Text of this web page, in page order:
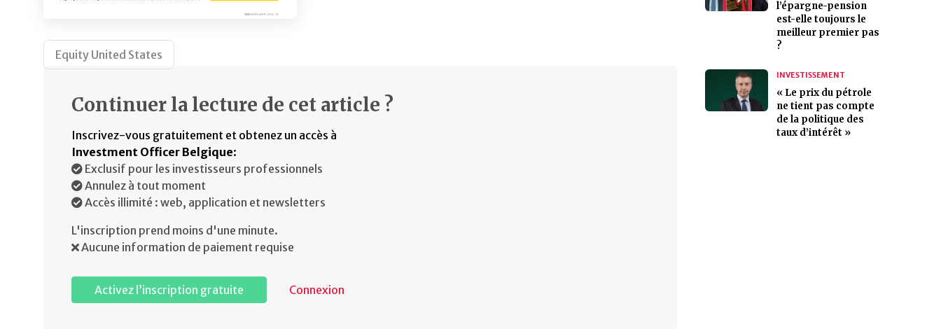
Equity United States
Continuer la lecture de cet article ?
Inscrivez-vous gratuitement et obtenez un accès à
Investment Officer Belgique:
Exclusif pour les investisseurs professionnels
Annulez à tout moment
Accès illimité : web, application et newsletters
L'inscription prend moins d'une minute.
Aucune information de paiement requise
Activez l’inscription gratuite Connexion
l’épargne-pension
est-elle toujours le
meilleur premier pas
?
INVESTISSEMENT
« Le prix du pétrole
ne tient pas compte
de la politique des
taux d’intérêt »